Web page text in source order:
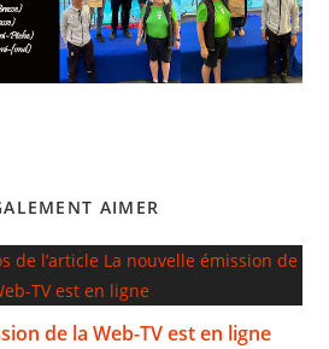
AIMER
de la Web-TV est en ligne